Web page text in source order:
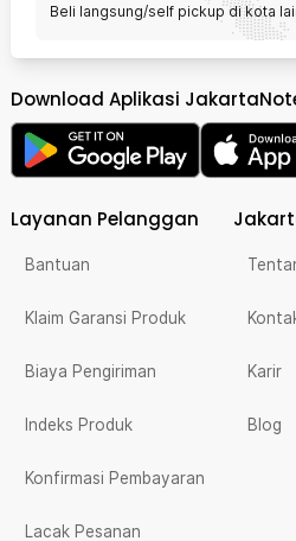
Beli langsung/self pickup di kota
Download Aplikasi
Layanan Pelanggan
Bantuan
Klaim Garansi Produk
Biaya Pengiriman
Indeks Produk
Konfirmasi Pembayaran
Lacak Pesanan
Karir
Blog